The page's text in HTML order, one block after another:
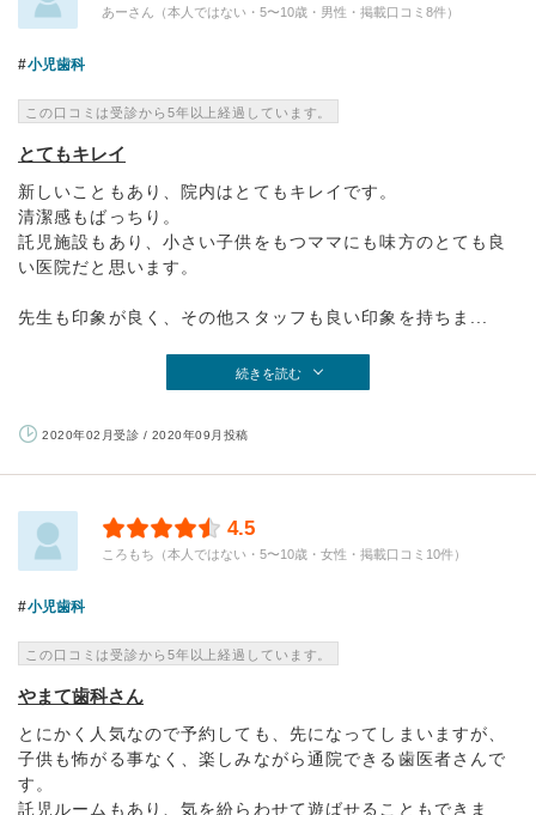
あーさん（本人ではない・5〜10歳・男性・掲載口コミ8件）
小児歯科
この口コミは受診から5年以上経過しています。
とてもキレイ
新しいこともあり、院内はとてもキレイです。
清潔感もばっちり。
託児施設もあり、小さい子供をもつママにも味方のとても良
い医院だと思います。
先生も印象が良く、その他スタッフも良い印象を持ちま...
続きを読む
2020年02月受診 / 2020年09月投稿
4.5
ころもち（本人ではない・5〜10歳・女性・掲載口コミ10件）
小児歯科
この口コミは受診から5年以上経過しています。
やまて歯科さん
とにかく人気なので予約しても、先になってしまいますが、
子供も怖がる事なく、楽しみながら通院できる歯医者さんで
す。
託児ルームもあり、気を紛らわせて遊ばせることもできま